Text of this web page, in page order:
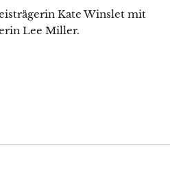
Kate Winslet mit
Lee Miller.